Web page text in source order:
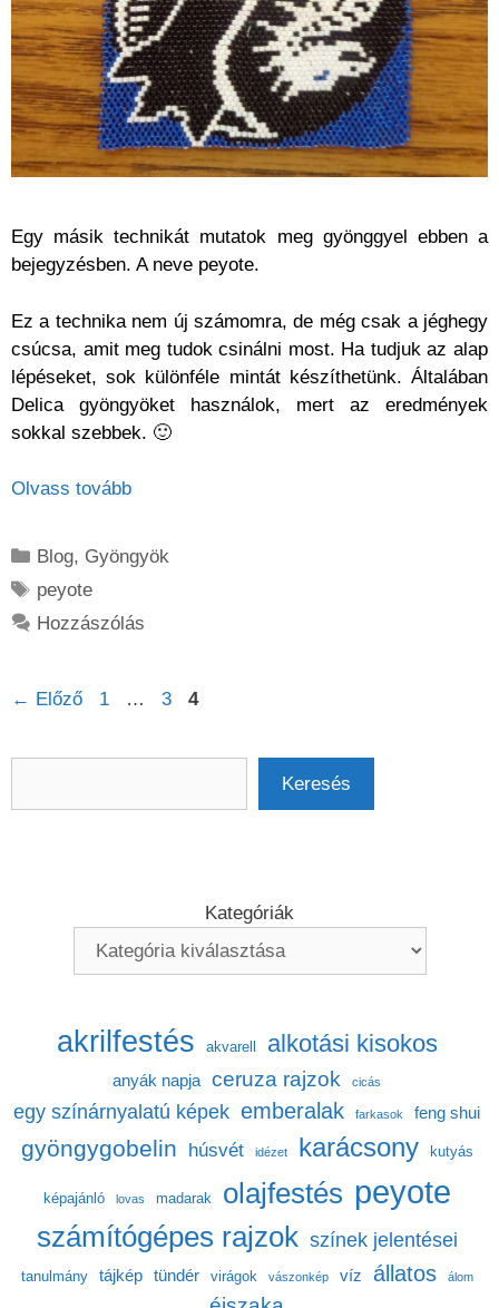
Egy másik technikát mutatok meg gyönggyel ebben a
bejegyzésben. A neve peyote.
Ez a technika nem új számomra, de még csak a jéghegy
csúcsa, amit meg tudok csinálni most. Ha tudjuk az alap
lépéseket, sok különféle mintát készíthetünk. Általában
Delica gyöngyöket használok, mert az eredmények
sokkal szebbek. 🙂
Olvass tovább
Kategória
Blog, Gyöngyök
Címkék
peyote
Hozzászólás
← Előző Oldal
1 … Oldal
3 Oldal
4
Keresés
Kategóriák
akrilfestés akvarell alkotási kisokos
anyák napja ceruza rajzok cicás
egy színárnyalatú képek emberalak farkasok feng shui
gyöngygobelin húsvét idézet karácsony kutyás
képajánló lovas madarak olajfestés peyote
számítógépes rajzok színek jelentései
tanulmány tájkép tündér virágok vászonkép víz állatos álom